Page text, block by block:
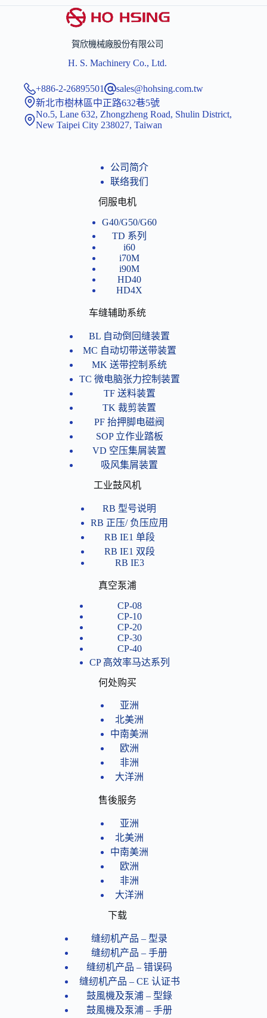
賀欣機械廠股份有限公司
H. S. Machinery Co., Ltd.
+886-2-26895501
sales@hohsing.com.tw
新北市樹林區中正路632巷5號
No.5, Lane 632, Zhongzheng Road, Shulin District,
New Taipei City 238027, Taiwan
公司简介
联络我们
伺服电机
G40/G50/G60
TD 系列
i60
i70M
i90M
HD40
HD4X
车缝辅助系统
BL 自动倒回缝装置
MC 自动切带送带装置
MK 送带控制系统
TC 微电脑张力控制装置
TF 送料装置
TK 裁剪装置
PF 抬押脚电磁阀
SOP 立作业踏板
VD 空压集屑装置
吸风集屑装置
工业鼓风机
RB 型号说明
RB 正压/ 负压应用
RB IE1 单段
RB IE1 双段
RB IE3
真空泵浦
CP-08
CP-10
CP-20
CP-30
CP-40
CP 高效率马达系列
何处购买
亚洲
北美洲
中南美洲
欧洲
非洲
大洋洲
售後服务
亚洲
北美洲
中南美洲
欧洲
非洲
大洋洲
下载
缝纫机产品 – 型录
缝纫机产品 – 手册
缝纫机产品 – 错误码
缝纫机产品​ – CE 认证书
鼓風機及泵浦 – 型錄
鼓風機及泵浦 – 手册